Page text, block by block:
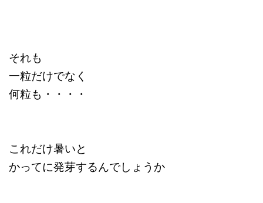
それも
一粒だけでなく
何粒も・・・・
これだけ暑いと
かってに発芽するんでしょうか